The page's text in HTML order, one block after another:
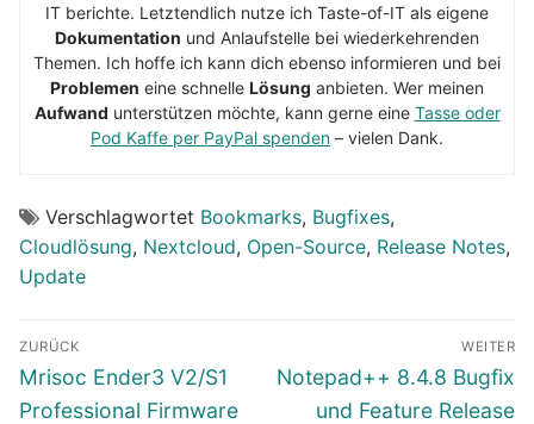
IT berichte. Letztendlich nutze ich Taste-of-IT als eigene
Dokumentation und Anlaufstelle bei wiederkehrenden
Themen. Ich hoffe ich kann dich ebenso informieren und bei
Problemen eine schnelle Lösung anbieten. Wer meinen
Aufwand unterstützen möchte, kann gerne eine Tasse oder
Pod Kaffe per PayPal spenden – vielen Dank.
Verschlagwortet Bookmarks, Bugfixes,
Cloudlösung, Nextcloud, Open-Source, Release Notes,
Update
Beitragsnavigation
ZURÜCK
Vorheriger
Beitrag:
Mrisoc Ender3 V2/S1
Professional Firmware
WEITER
Nächster
Beitrag:
Notepad++ 8.4.8 Bugfix
und Feature Release